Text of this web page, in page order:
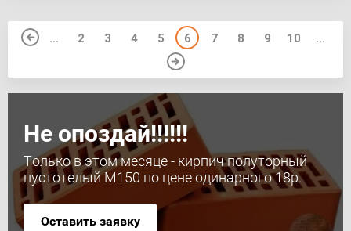
Не опоздай!!!!!!
Только в этом месяце - кирпич полуторный
пустотелый М150 по цене одинарного 18р.
Оставить заявку
... 2 3 4 5 6 7 8 9 10 ...